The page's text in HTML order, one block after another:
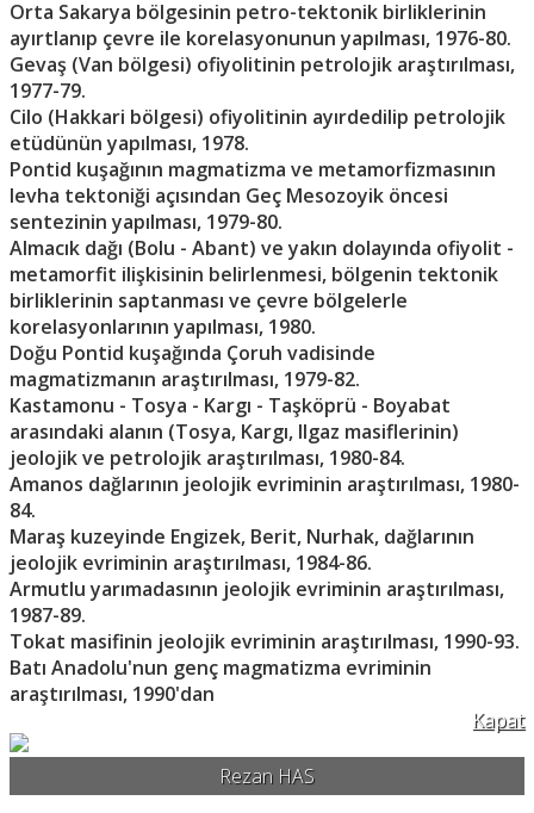
Orta Sakarya bölgesinin petro-tektonik birliklerinin
ayırtlanıp çevre ile korelasyonunun yapılması, 1976-80.
Gevaş (Van bölgesi) ofiyolitinin petrolojik araştırılması,
1977-79.
Cilo (Hakkari bölgesi) ofiyolitinin ayırdedilip petrolojik
etüdünün yapılması, 1978.
Pontid kuşağının magmatizma ve metamorfizmasının
levha tektoniği açısından Geç Mesozoyik öncesi
sentezinin yapılması, 1979-80.
Almacık dağı (Bolu - Abant) ve yakın dolayında ofiyolit -
metamorfit ilişkisinin belirlenmesi, bölgenin tektonik
birliklerinin saptanması ve çevre bölgelerle
korelasyonlarının yapılması, 1980.
Doğu Pontid kuşağında Çoruh vadisinde
magmatizmanın araştırılması, 1979-82.
Kastamonu - Tosya - Kargı - Taşköprü - Boyabat
arasındaki alanın (Tosya, Kargı, Ilgaz masiflerinin)
jeolojik ve petrolojik araştırılması, 1980-84.
Amanos dağlarının jeolojik evriminin araştırılması, 1980-
84.
Maraş kuzeyinde Engizek, Berit, Nurhak, dağlarının
jeolojik evriminin araştırılması, 1984-86.
Armutlu yarımadasının jeolojik evriminin araştırılması,
1987-89.
Tokat masifinin jeolojik evriminin araştırılması, 1990-93.
Batı Anadolu'nun genç magmatizma evriminin
araştırılması, 1990'dan
Kapat
Rezan HAS